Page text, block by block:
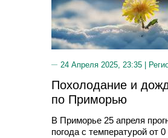
24 Апреля 2025, 23:35 |
Похолодание и
по Приморью
В Приморье 25 апреля
погода с температурой от